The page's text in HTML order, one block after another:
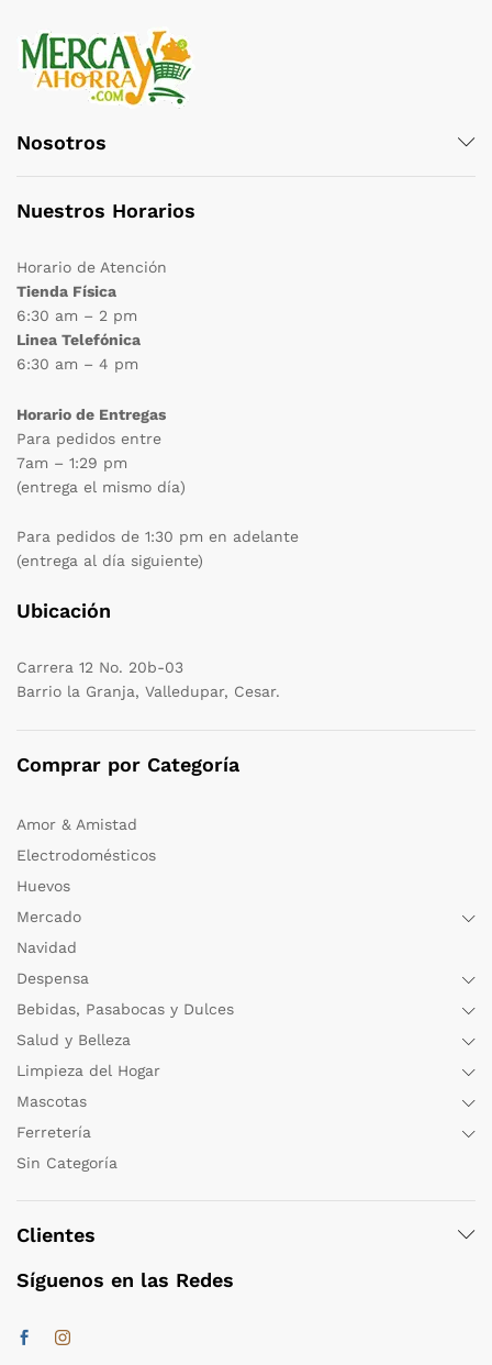
Nosotros
Nuestros Horarios
Horario de Atención
Tienda Física
6:30 am – 2 pm
Linea Telefónica
6:30 am – 4 pm
Horario de Entregas
Para pedidos entre
7am – 1:29 pm
(entrega el mismo día)
Para pedidos de 1:30 pm en adelante
(entrega al día siguiente)
Ubicación
Carrera 12 No. 20b-03
Barrio la Granja, Valledupar, Cesar.
Comprar por Categoría
Amor & Amistad
Electrodomésticos
Huevos
Mercado
Navidad
Despensa
Bebidas, Pasabocas y Dulces
Salud y Belleza
Limpieza del Hogar
Mascotas
Ferretería
Sin Categoría
Clientes
Síguenos en las Redes